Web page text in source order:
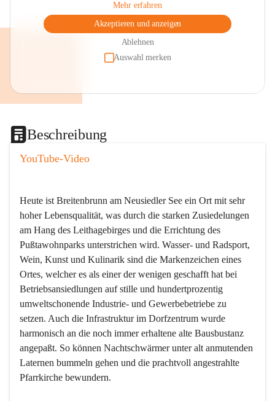
Mehr erfahren
Akzeptieren und anzeigen
Ablehnen
Auswahl merken
Beschreibung
YouTube-Video
Heute ist Breitenbrunn am Neusiedler See ein Ort mit sehr
hoher Lebensqualität, was durch die starken Zusiedelungen
am Hang des Leithagebirges und die Errichtung des
Pußtawohnparks unterstrichen wird. Wasser- und Radsport,
Wein, Kunst und Kulinarik sind die Markenzeichen eines
Ortes, welcher es als einer der wenigen geschafft hat bei
Betriebsansiedlungen auf stille und hundertprozentig
umweltschonende Industrie- und Gewerbebetriebe zu
setzen. Auch die Infrastruktur im Dorfzentrum wurde
harmonisch an die noch immer erhaltene alte Bausbustanz
angepaßt. So können Nachtschwärmer unter alt anmutenden
Laternen bummeln gehen und die prachtvoll angestrahlte
Pfarrkirche bewundern.